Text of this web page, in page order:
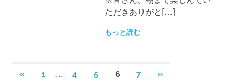
ただきありがと[…]
もっと読む
投
«前
1 … 4 5 6 7
次
»